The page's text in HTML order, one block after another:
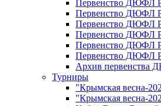
Первенство ДЮФЛ
Первенство ДЮФЛ
Первенство ДЮФЛ
Первенство ДЮФЛ
Первенство ДЮФЛ
Первенство ДЮФЛ
Архив первенства
Турниры
"Крымская весна-
"Крымская весна-